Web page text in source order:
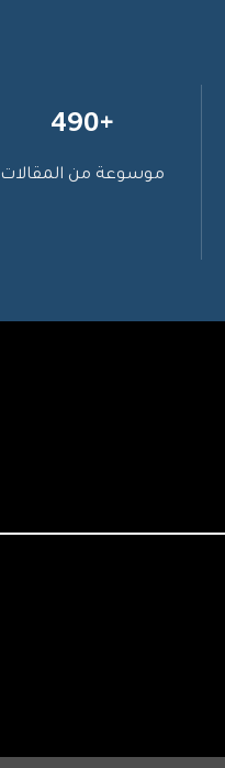
+490
موسوعة من المقالات